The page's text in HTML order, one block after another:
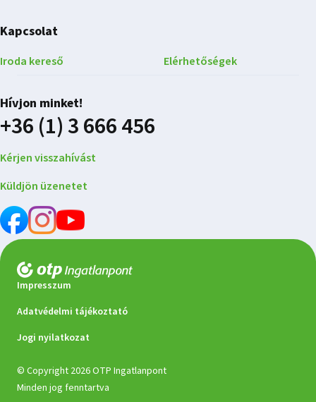
Kapcsolat
Iroda kereső Elérhetőségek
Hívjon minket!
+36 (1) 3 666 456
Kérjen visszahívást
Küldjön üzenetet
Impresszum
Adatvédelmi tájékoztató
Jogi nyilatkozat
© Copyright 2026 OTP Ingatlanpont
Minden jog fenntartva